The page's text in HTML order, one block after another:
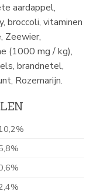
aardappel,
broccoli, vitaminen
Zeewier,
(1000 mg / kg),
brandnetel,
Rozemarijn.